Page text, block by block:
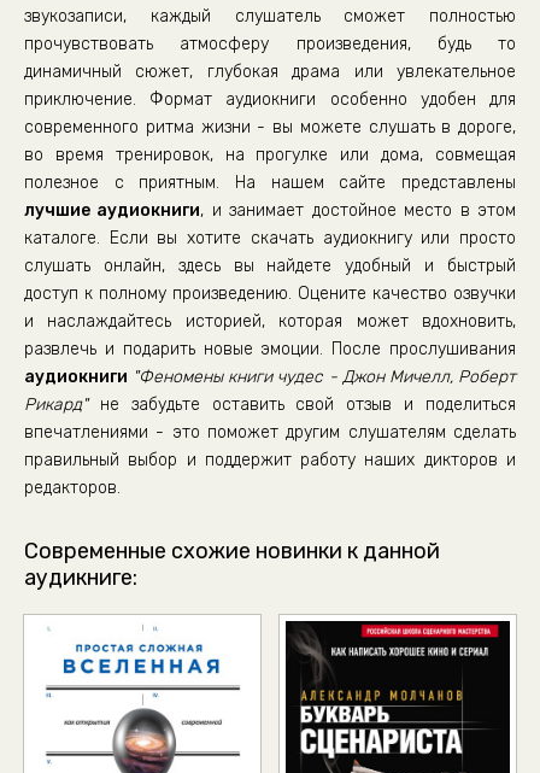
0030
0031
0032
0033
0034
0035
0037
0039
0040
0042
0044
0047
0048
0049
звукозаписи, каждый слушатель сможет полностью
прочувствовать атмосферу произведения, будь то
динамичный сюжет, глубокая драма или увлекательное
приключение. Формат аудиокниги особенно удобен для
современного ритма жизни - вы можете слушать в дороге,
во время тренировок, на прогулке или дома, совмещая
полезное с приятным. На нашем сайте представлены
лучшие аудиокниги, и занимает достойное место в этом
каталоге. Если вы хотите скачать аудиокнигу или просто
слушать онлайн, здесь вы найдете удобный и быстрый
доступ к полному произведению. Оцените качество озвучки
и наслаждайтесь историей, которая может вдохновить,
развлечь и подарить новые эмоции. После прослушивания
аудиокниги "Феномены книги чудес - Джон Мичелл, Роберт
Рикард"не забудьте оставить свой отзыв и поделиться
впечатлениями - это поможет другим слушателям сделать
правильный выбор и поддержит работу наших дикторов и
редакторов.
Современные схожие новинки к данной
аудикниге: